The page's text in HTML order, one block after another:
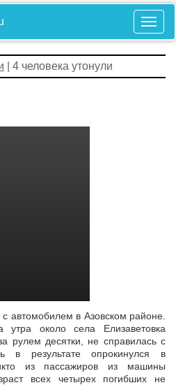
| 4 человека утонули
автомобилем в Азовском районе.
около села Елизаветовка
рулем десятки, не справилась с
в результате опрокинулся в
из пассажиров из машины
всех четырех погибших не